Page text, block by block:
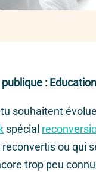
:
souhaitent
spécial
reconvertis ou qui
trop peu